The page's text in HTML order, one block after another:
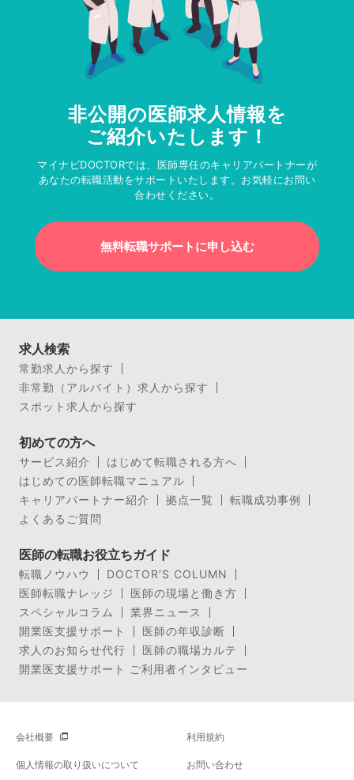
非公開の医師求人情報を
ご紹介いたします！
マイナビDOCTORでは、医師専任のキャリアパートナーが
あなたの転職活動をサポートいたします。お気軽にお問い
合わせください。
無料転職サポートに申し込む
求人検索
常勤求人から探す
非常勤（アルバイト）求人から探す
スポット求人から探す
初めての方へ
サービス紹介
はじめて転職される方へ
はじめての医師転職マニュアル
キャリアパートナー紹介
拠点一覧
転職成功事例
よくあるご質問
医師の転職お役立ちガイド
転職ノウハウ
DOCTOR’S COLUMN
医師転職ナレッジ
医師の現場と働き方
スペシャルコラム
業界ニュース
開業医支援サポート
医師の年収診断
求人のお知らせ代行
医師の職場カルテ
開業医支援サポート ご利用者インタビュー
会社概要 利用規約
個人情報の取り扱いについて お問い合わせ